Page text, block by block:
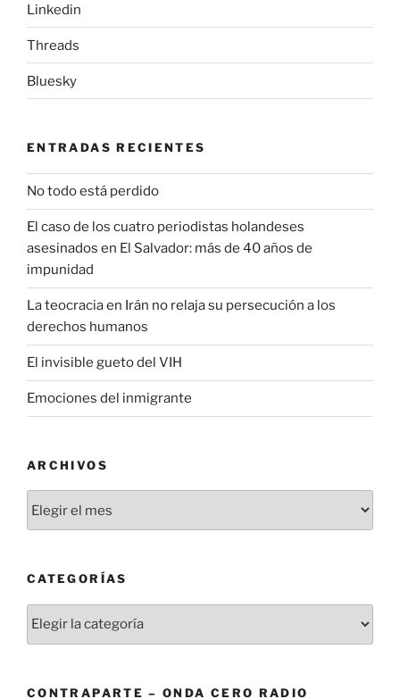
Linkedin
Threads
Bluesky
ENTRADAS RECIENTES
No todo está perdido
El caso de los cuatro periodistas holandeses
asesinados en El Salvador: más de 40 años de
impunidad
La teocracia en Irán no relaja su persecución a los
derechos humanos
El invisible gueto del VIH
Emociones del inmigrante
ARCHIVOS
CATEGORÍAS
CONTRAPARTE – ONDA CERO RADIO